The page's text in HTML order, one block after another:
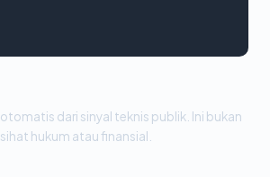
dari sinyal teknis publik. Ini bukan
hukum atau finansial.